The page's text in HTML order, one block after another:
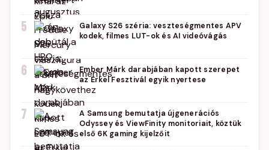
5
Galaxy S26 széria: veszteségmentes APV
kodek, filmes LUT-ok és AI videóvágás
6
Ember Márk darabjában kapott szerepet
az Erkel Fesztivál egyik nyertese
7
A Samsung bemutatja újgenerációs
Odyssey és ViewFinity monitoriait, köztük
első 6K gaming kijelzőit